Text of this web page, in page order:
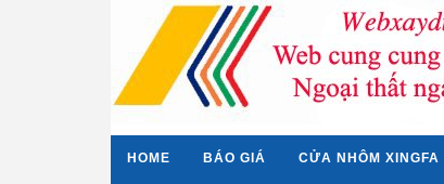
HOME BÁO GIÁ CỬA NHÔM XINGFA